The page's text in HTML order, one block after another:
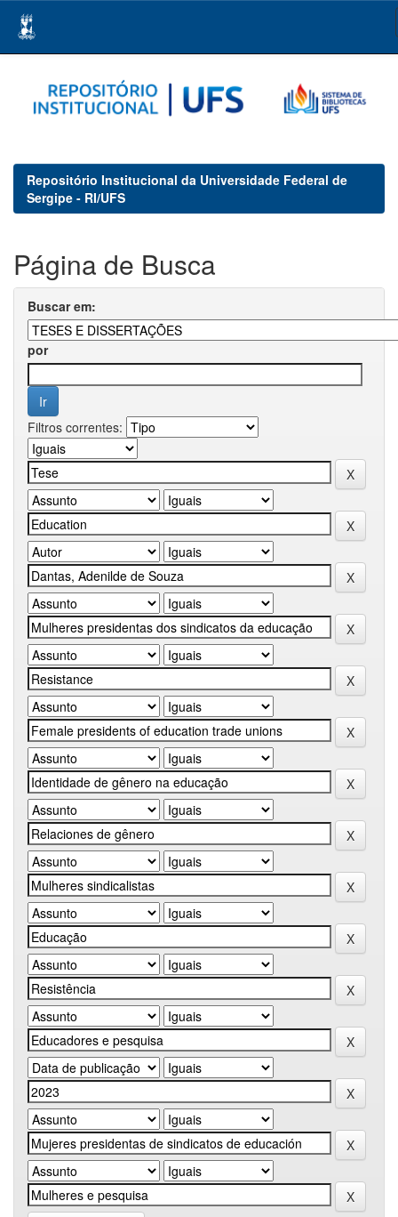
navigation
Repositório Institucional da Universidade Federal de
Sergipe - RI/UFS
Página de Busca
Buscar em:
por
Filtros correntes: